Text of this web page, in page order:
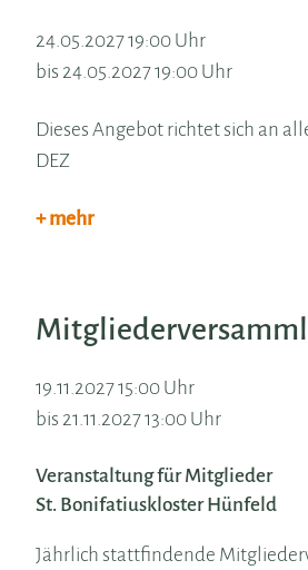
24.05.2027 19:00 Uhr
bis 24.05.2027 19:00 Uhr
Dieses Angebot richtet sich an
DEZ
+ mehr
19.11.2027 15:00 Uhr
bis 21.11.2027 13:00 Uhr
Veranstaltung für Mitglieder
St. Bonifatiuskloster Hünfeld
Jährlich stattfindende